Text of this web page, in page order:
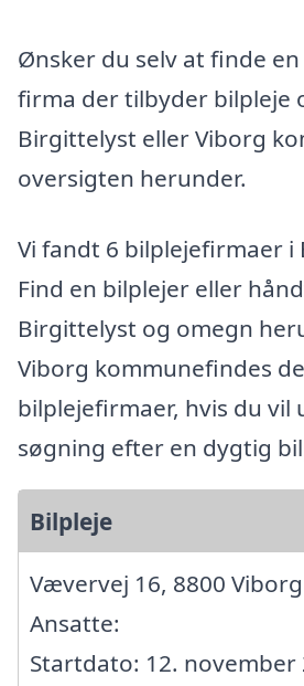
Ønsker du selv at finde
firma der tilbyder bilpleje
Birgittelyst eller Viborg
oversigten herunder.
Vi fandt 6 bilplejefirmaer i
Find en bilplejer eller
Birgittelyst og omegn
Viborg kommunefindes
bilplejefirmaer, hvis du vil
søgning efter en dygtig
Bilpleje
Vævervej 16, 8800 Viborg
Ansatte:
Startdato: 12. november